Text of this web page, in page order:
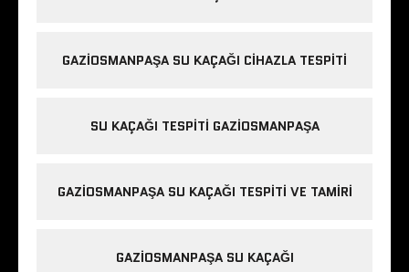
GAZIOSMANPAŞA SU KAÇAĞI CIHAZLA TESPITI
SU KAÇAĞI TESPITI GAZIOSMANPAŞA
GAZIOSMANPAŞA SU KAÇAĞI TESPITI VE TAMIRI
GAZIOSMANPAŞA SU KAÇAĞI